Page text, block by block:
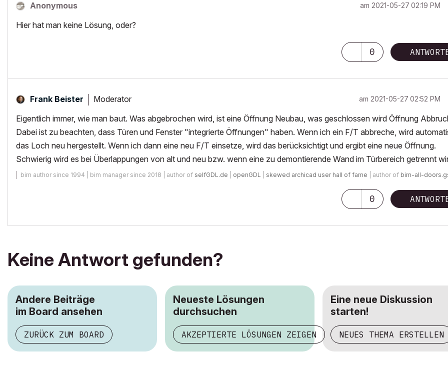
Anonymous am ‎2021-05-27 02:19 PM
Hier hat man keine Lösung, oder?
0
Frank Beister Moderator am ‎2021-05-27 02:52 PM
Eigentlich immer, wie man baut. Was abgebrochen wird, ist eine Öffnung Neubau, was geschlossen wird Öffnung
Dabei ist zu beachten, dass Türen und Fenster "integrierte Öffnungen" haben. Wenn ich ein F/T abbreche, wird
das Loch neu hergestellt. Wenn ich dann eine neu F/T einsetze, wird das berücksichtigt und ergibt eine neue Öffnung.
Schwierig wird es bei Überlappungen von alt und neu bzw. wenn eine zu demontierende Wand im Türbereich getrennt
bim author since 1994 | bim manager since 2018 | author of selfGDL.de openGDL skewed archicad user hall of fame | author of bim-all-
0
Keine Antwort gefunden?
Andere Beiträge
im Board ansehen
ZURÜCK ZUM BOARD
Neueste Lösungen
durchsuchen
AKZEPTIERTE LÖSUNGEN ZEIGEN
Eine neue Diskussion
starten!
NEUES THEMA ERSTELLEN